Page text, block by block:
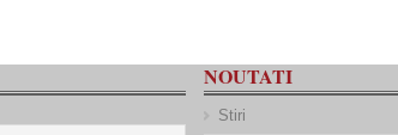
NOUTATI
Stiri